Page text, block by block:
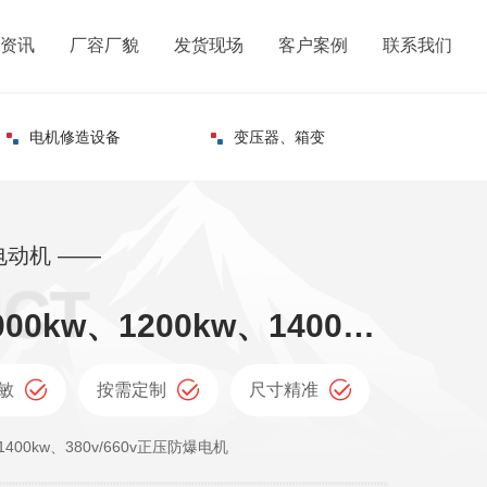
讯 厂容厂貌 发货现场 客户案例 联系我们
电机修造设备 变压器、箱变
动机 ——
YQX800kw、1000kw、1200kw、1400kw、380v/660v正压防爆电机
按需定制 尺寸精准
、380v/660v正压防爆电机